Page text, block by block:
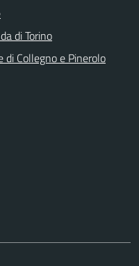
di Torino
di Collegno e Pinerolo